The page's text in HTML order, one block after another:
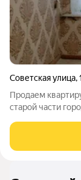
Советская улица,
Продаем
старой части
линолеум.
воротами. В